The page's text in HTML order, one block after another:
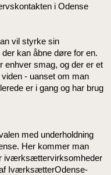
i Odense
vil styrke sin
kan åbne døre for en.
enhver smag, og der er et
- uanset om man
er i gang og har brug
med underholdning
Her kommer man
iværksættervirksomheder
IværksætterOdense-